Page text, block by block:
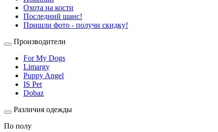
Охота на кости
Последний шанс!
Пришли фото - получи скидку!
Производители
For My Dogs
Limargy
Puppy Angel
IS Pet
Dobaz
Различия одежды
По полу